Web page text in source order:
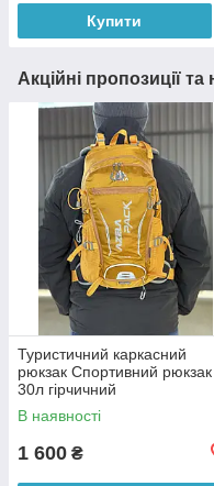
Купити
Акційні пропозиції
Туристичний каркасний
рюкзак Спортивний рюкзак
30л гірчичний
В наявності
1 600 ₴